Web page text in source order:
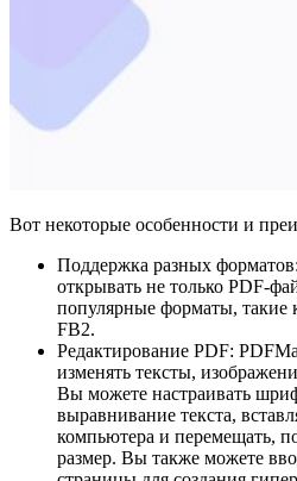
Вот некоторые особенности и
Поддержка разных
открывать не только PDF-
популярные форматы,
FB2.
Редактирование PDF:
изменять тексты,
Вы можете настраивать
выравнивание текста,
компьютера и перемещать,
размер. Вы также можете